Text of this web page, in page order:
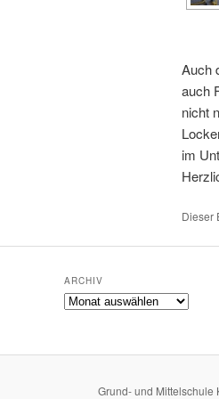
Auch
auch
nicht
im
Dieser
ARCHIV
Archiv
Grund- und Mittelschule